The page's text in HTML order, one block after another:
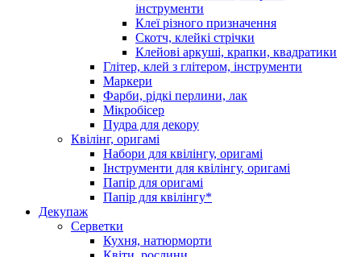
інструменти
Клеї різного призначення
Скотч, клейкі стрічки
Клейові аркуші, крапки, квадратики
Глітер, клей з глітером, інструменти
Маркери
Фарби, рідкі перлини, лак
Мікробісер
Пудра для декору
Квілінг, оригамі
Набори для квілінгу, оригамі
Інструменти для квілінгу, оригамі
Папір для оригамі
Папір для квілінгу*
Декупаж
Серветки
Кухня, натюрморти